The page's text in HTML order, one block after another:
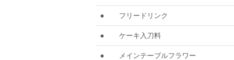
● フリードリンク
● ケーキ入刀料
● メインテーブルフラワー